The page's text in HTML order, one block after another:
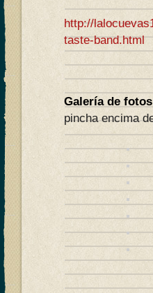
http://
taste-band.html
Galería de
pincha encima